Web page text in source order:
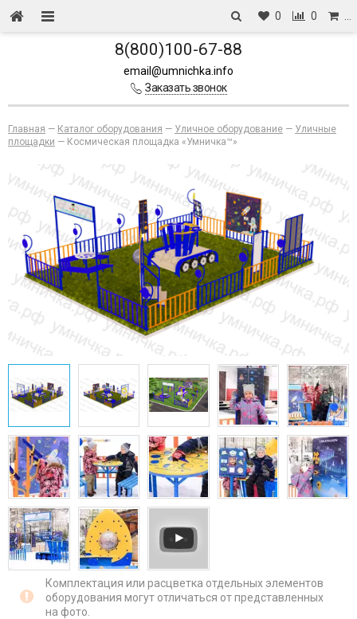
0 0
8(800)100-67-88
email@umnichka.info
Заказать звонок
Главная — Каталог оборудования — Уличное оборудование — Уличные
площадки — Космическая площадка «Умничка™»
Комплектация или расцветка отдельных элементов
оборудования могут отличаться от представленных
на фото.